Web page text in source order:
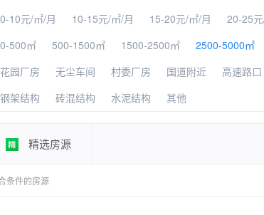
0-10元/㎡/月 10-15元/㎡/月 15-20元/㎡/月 20-25
0-500㎡ 500-1500㎡ 1500-2500㎡ 2500-5000㎡
花园厂房 无尘车间 村委厂房 国道附近 高速路口
钢架结构 砖混结构 水泥结构 其他
精选房源
条件的房源